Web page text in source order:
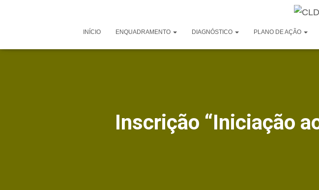
INÍCIO ENQUADRAMENTO DIAGNÓSTICO PLANO DE AÇÃO
Inscrição “Iniciação